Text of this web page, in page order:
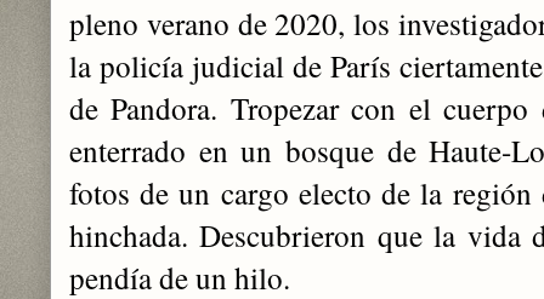
pleno verano de 2020, los
la policía judicial de París
de Pandora. Tropezar con el
enterrado en un bosque de Haute-
fotos de un cargo electo de la región
hinchada. Descubrieron que la vida
pendía de un hilo.